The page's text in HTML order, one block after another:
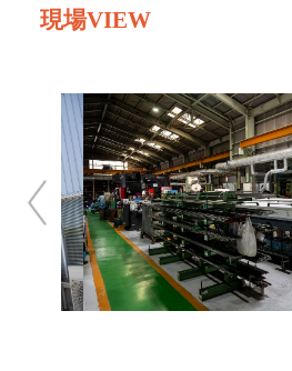
現場VIEW